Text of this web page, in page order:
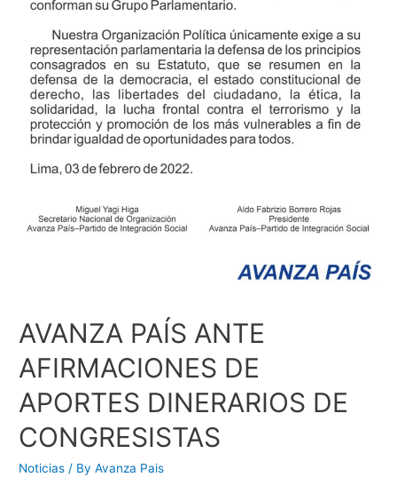
AVANZA PAÍS ANTE
AFIRMACIONES DE
APORTES DINERARIOS DE
CONGRESISTAS
Noticias / ByAvanza Pais